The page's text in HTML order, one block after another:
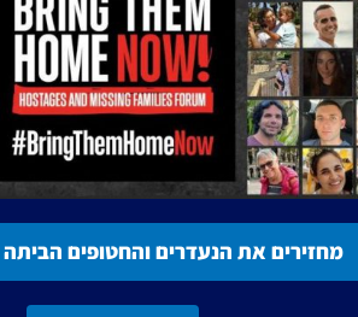
מחזירים את הנעדרים והחטופים הביתה